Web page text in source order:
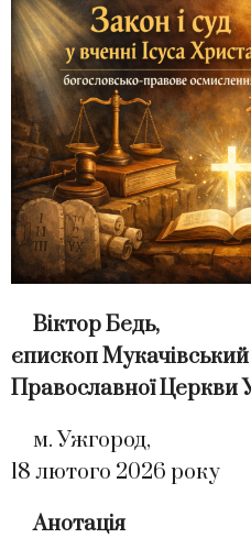
Віктор Бедь,
єпископ
Православної Церкви
м. Ужгород,
18 лютого 2026 року
Анотація